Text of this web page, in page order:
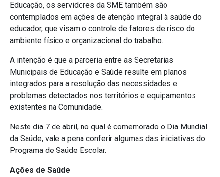
Educação, os servidores da SME também são
contemplados em ações de atenção integral à saúde do
educador, que visam o controle de fatores de risco do
ambiente físico e organizacional do trabalho.
A intenção é que a parceria entre as Secretarias
Municipais de Educação e Saúde resulte em planos
integrados para a resolução das necessidades e
problemas detectados nos territórios e equipamentos
existentes na Comunidade.
Neste dia 7 de abril, no qual é comemorado o Dia Mundial
da Saúde, vale a pena conferir algumas das iniciativas do
Programa de Saúde Escolar.
Ações de Saúde